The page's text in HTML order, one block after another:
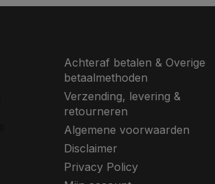
Achteraf betalen & Overige
betaalmethoden
Verzending, levering &
retourneren
Algemene voorwaarden
Disclaimer
Privacy Policy